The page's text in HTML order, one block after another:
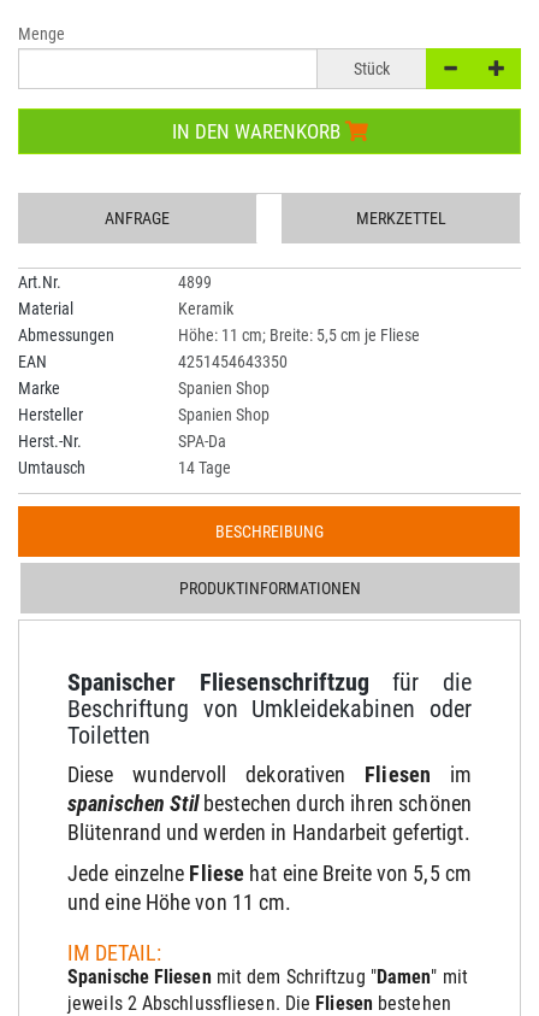
Menge
Stück
IN DEN WARENKORB
ANFRAGE MERKZETTEL
Art.Nr.
4899
Material
Keramik
Abmessungen
Höhe: 11 cm; Breite: 5,5 cm je Fliese
EAN
4251454643350
Marke
Spanien Shop
Hersteller
Spanien Shop
Herst.-Nr.
SPA-Da
Umtausch
14 Tage
BESCHREIBUNG
PRODUKTINFORMATIONEN
Spanischer Fliesenschriftzug für die
Beschriftung von Umkleidekabinen oder
Toiletten
Diese wundervoll dekorativen Fliesen im
spanischen Stilbestechen durch ihren schönen
Blütenrand und werden in Handarbeit gefertigt.
Jede einzelne Fliese hat eine Breite von 5,5 cm
und eine Höhe von 11 cm.
IM DETAIL:
Spanische Fliesen mit dem Schriftzug "Damen" mit
jeweils 2 Abschlussfliesen. Die Fliesen bestehen